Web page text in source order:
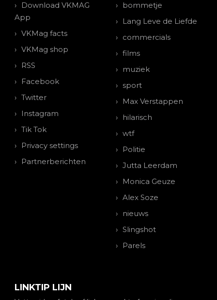
Download VKMAG
App
VKMag facts
VKMag shop
RSS
Facebook
Twitter
Instagram
Tik Tok
Privacy settings
Partnerberichten
bommetje
Lang Leve de Liefde
commercials
films
muziek
sport
Max Verstappen
hilarisch
wtf
Politie
Jutta Leerdam
Monica Geuze
Alex Soze
nieuws
Slingshot
Parels
LINKTIP LIJN